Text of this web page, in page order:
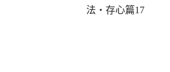
法・存心篇17